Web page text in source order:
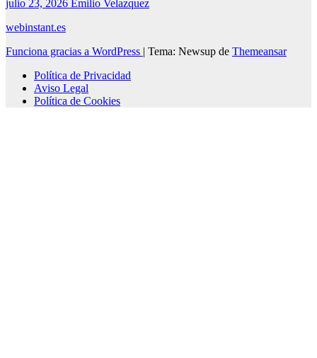
julio 23, 2026 Emilio Velazquez
webinstant.es
Funciona gracias a WordPress | Tema: Newsup de Themeansar
Política de Privacidad
Aviso Legal
Política de Cookies